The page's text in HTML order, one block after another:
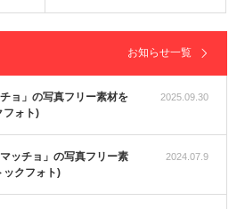
2025.09.30
ョ」の写真フリー素材を
フォト)
2024.07.9
ッチョ」の写真フリー素
ックフォト)
お知らせ一覧